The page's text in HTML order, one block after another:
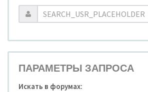
ПАРАМЕТРЫ ЗАПРОСА
Искать в форумах: